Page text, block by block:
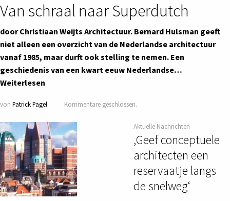
Van schraal naar Superdutch
door Christiaan Weijts Architectuur. Bernard Hulsman geeft
niet alleen een overzicht van de Nederlandse architectuur
vanaf 1985, maar durft ook stelling te nemen. Een
geschiedenis van een kwart eeuw Nederlandse…
Weiterlesen
von Patrick Pagel. Kommentare geschlossen.
Aktuelle Nachrichten
‚Geef conceptuele
architecten een
reservaatje langs
de snelweg‘